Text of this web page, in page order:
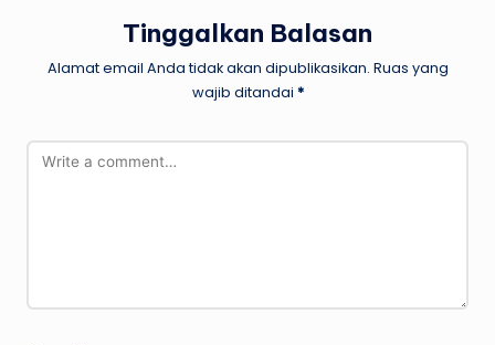
Tinggalkan Balasan
Alamat email Anda tidak akan dipublikasikan. Ruas yang
wajib ditandai *